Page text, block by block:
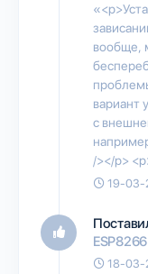
вообще,
вариант
с
/></p>
19-03-
18-03-